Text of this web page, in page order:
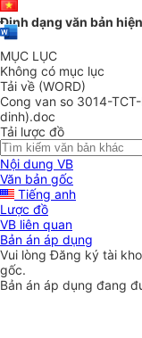
Định dạng văn bản
MỤC LỤC
Không có mục lục
Tải về (WORD)
Cong van so 3014-
dinh).doc
Tải lược đồ
Nội dung VB
Văn bản gốc
Tiếng anh
Lược đồ
VB liên quan
Bản án áp dụng
Vui lòngĐăng ký tài
gốc.
Bản án áp dụng đang